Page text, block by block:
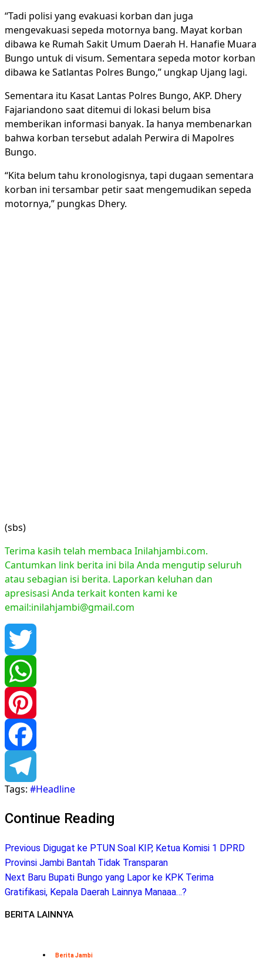
“Tadi polisi yang evakuasi korban dan juga
mengevakuasi sepeda motornya bang. Mayat korban
dibawa ke Rumah Sakit Umum Daerah H. Hanafie Muara
Bungo untuk di visum. Sementara sepeda motor korban
dibawa ke Satlantas Polres Bungo,” ungkap Ujang lagi.
Sementara itu Kasat Lantas Polres Bungo, AKP. Dhery
Fajariandono saat ditemui di lokasi belum bisa
memberikan informasi banyak. Ia hanya membenarkan
bahwa korban tersebut adalah Perwira di Mapolres
Bungo.
“Kita belum tahu kronologisnya, tapi dugaan sementara
korban ini tersambar petir saat mengemudikan sepeda
motornya,” pungkas Dhery.
(sbs)
Terima kasih telah membaca Inilahjambi.com.
Cantumkan link berita ini bila Anda mengutip seluruh
atau sebagian isi berita. Laporkan keluhan dan
apresisasi Anda terkait konten kami ke
email:inilahjambi@gmail.com
Twitter
WhatsApp
Pinterest
Facebook
Telegram
Tags: #Headline
Continue Reading
Previous Digugat ke PTUN Soal KIP, Ketua Komisi 1 DPRD
Provinsi Jambi Bantah Tidak Transparan
Next Baru Bupati Bungo yang Lapor ke KPK Terima
Gratifikasi, Kepala Daerah Lainnya Manaaa…?
BERITA LAINNYA
Berita Jambi